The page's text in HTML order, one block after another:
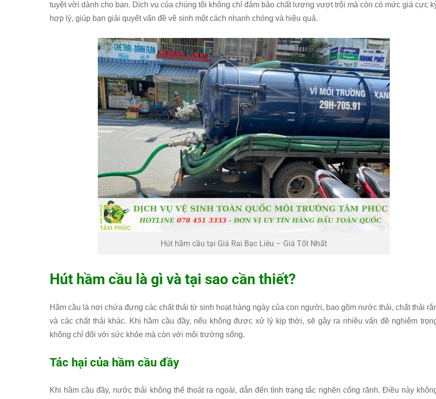
tuyệt vời dành cho bạn. Dịch vụ của chúng tôi không chỉ đảm bảo chất lượng vượt trội mà còn có mức giá cực
hợp lý, giúp bạn giải quyết vấn đề vệ sinh một cách nhanh chóng và hiệu quả.
Hút hầm cầu tại Giá Rai Bạc Liêu – Giá Tốt Nhất
Hút hầm cầu là gì và tại sao cần thiết?
Hầm cầu là nơi chứa đựng các chất thải từ sinh hoạt hàng ngày của con người, bao gồm nước thải, chất thải
và các chất thải khác. Khi hầm cầu đầy, nếu không được xử lý kịp thời, sẽ gây ra nhiều vấn đề nghiêm
không chỉ đối với sức khỏe mà còn với môi trường sống.
Tác hại của hầm cầu đầy
Khi hầm cầu đầy, nước thải không thể thoát ra ngoài, dẫn đến tình trạng tắc nghẽn cống rãnh. Điều này